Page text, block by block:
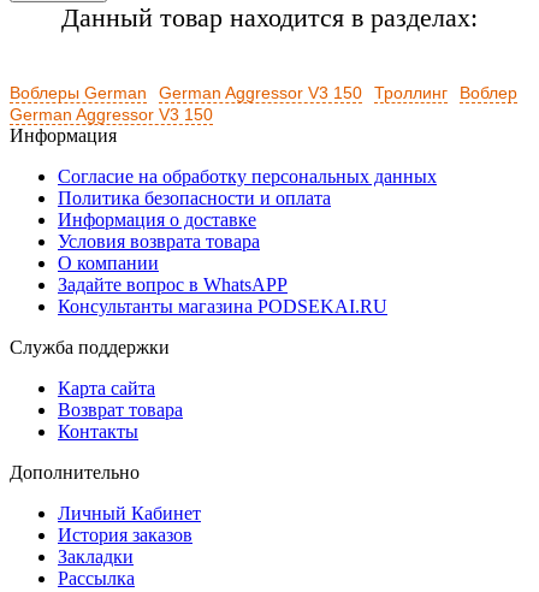
Данный товар находится в разделах:
Воблеры German German Aggressor V3 150 Троллинг
Воблер
German Aggressor V3 150
Информация
Согласие на обработку персональных данных
Политика безопасности и оплата
Информация о доставке
Условия возврата товара
О компании
Задайте вопрос в WhatsAPP
Консультанты магазина PODSEKAI.RU
Служба поддержки
Карта сайта
Возврат товара
Контакты
Дополнительно
Личный Кабинет
История заказов
Закладки
Рассылка